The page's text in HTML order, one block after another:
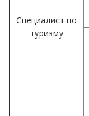
Специалист по
туризму